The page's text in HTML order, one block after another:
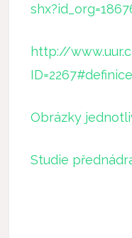
http://
ID=2267#definice
Obrázky
Studie